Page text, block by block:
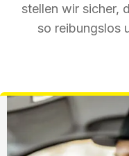
stellen wir sicher,
so reibungslos